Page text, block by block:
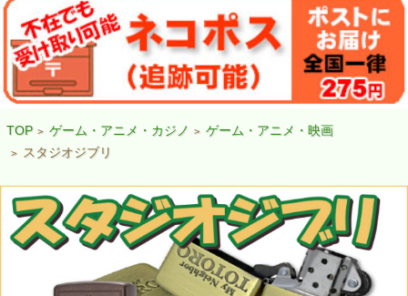
TOP > ゲーム・アニメ・カジノ > ゲーム・アニメ・映画
> スタジオジブリ